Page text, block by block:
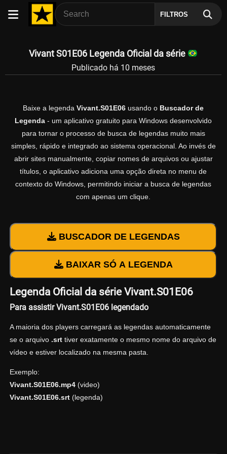
FILTROS
Vivant S01E06 Legenda Oficial da série
Publicado há 10 meses
Baixe a legenda Vivant.S01E06 usando o Buscador de
Legenda - um aplicativo gratuito para Windows desenvolvido
para tornar o processo de busca de legendas muito mais
simples, rápido e integrado ao sistema operacional. Ao invés de
abrir sites manualmente, copiar nomes de arquivos ou ajustar
títulos, o aplicativo adiciona uma opção direta no menu de
contexto do Windows, permitindo iniciar a busca de legendas
com apenas um clique.
BUSCADOR DE LEGENDAS
BAIXAR SÓ A LEGENDA
Legenda Oficial da série Vivant.S01E06
Para assistir Vivant.S01E06 legendado
A maioria dos players carregará as legendas automaticamente
se o arquivo .srttiver exatamente o mesmo nome do arquivo de
vídeo e estiver localizado na mesma pasta.
Exemplo:
Vivant.S01E06.mp4(video)
Vivant.S01E06.srt(legenda)